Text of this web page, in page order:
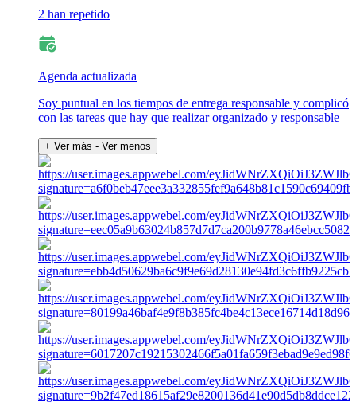
2 han repetido
Agenda actualizada
Soy puntual en los tiempos de entrega responsable y complicó
con las tareas que hay que realizar organizado y responsable
+ Ver más - Ver menos